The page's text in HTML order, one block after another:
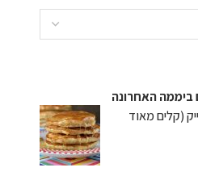
ביממה האחרונה
(קלים מאוד